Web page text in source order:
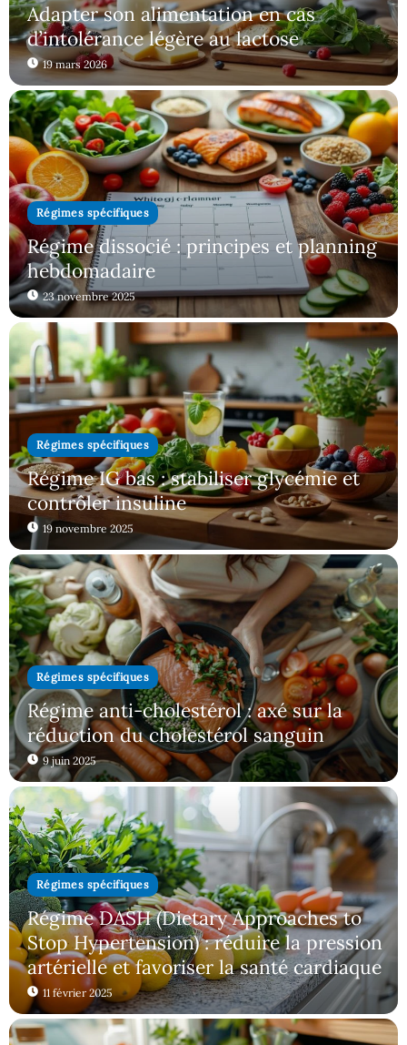
Adapter son alimentation en cas
d’intolérance légère au lactose
19 mars 2026
Régimes spécifiques
Régime dissocié : principes et planning
hebdomadaire
23 novembre 2025
Régimes spécifiques
Régime IG bas : stabiliser glycémie et
contrôler insuline
19 novembre 2025
Régimes spécifiques
Régime anti-cholestérol : axé sur la
réduction du cholestérol sanguin
9 juin 2025
Régimes spécifiques
Régime DASH (Dietary Approaches to
Stop Hypertension) : réduire la pression
artérielle et favoriser la santé cardiaque
11 février 2025